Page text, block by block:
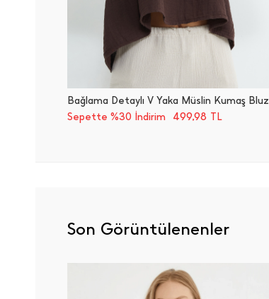
Bağlama Detaylı V Yaka Müslin Kumaş Bluz
Sepette %30 İndirim
499,98 TL
Son Görüntülenenler